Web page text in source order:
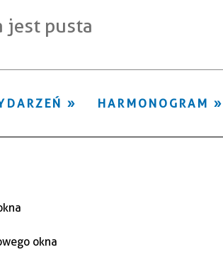
jest pusta
HARMONOGRAM